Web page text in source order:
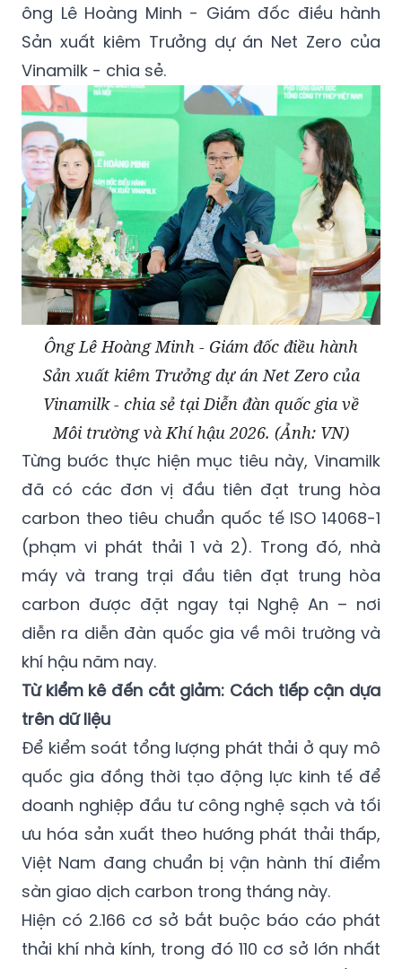
ông Lê Hoàng Minh - Giám đốc điều hành
Sản xuất kiêm Trưởng dự án Net Zero của
Vinamilk - chia sẻ.
Ông Lê Hoàng Minh - Giám đốc điều hành
Sản xuất kiêm Trưởng dự án Net Zero của
Vinamilk - chia sẻ tại Diễn đàn quốc gia về
Môi trường và Khí hậu 2026. (Ảnh: VN)
Từng bước thực hiện mục tiêu này, Vinamilk
đã có các đơn vị đầu tiên đạt trung hòa
carbon theo tiêu chuẩn quốc tế ISO 14068-1
(phạm vi phát thải 1 và 2). Trong đó, nhà
máy và trang trại đầu tiên đạt trung hòa
carbon được đặt ngay tại Nghệ An – nơi
diễn ra diễn đàn quốc gia về môi trường và
khí hậu năm nay.
Từ kiểm kê đến cắt giảm: Cách tiếp cận dựa
trên dữ liệu
Để kiểm soát tổng lượng phát thải ở quy mô
quốc gia đồng thời tạo động lực kinh tế để
doanh nghiệp đầu tư công nghệ sạch và tối
ưu hóa sản xuất theo hướng phát thải thấp,
Việt Nam đang chuẩn bị vận hành thí điểm
sàn giao dịch carbon trong tháng này.
Hiện có 2.166 cơ sở bắt buộc báo cáo phát
thải khí nhà kính, trong đó 110 cơ sở lớn nhất